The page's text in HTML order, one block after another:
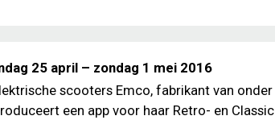
25 april – zondag 1 mei 2016
scooters Emco, fabrikant van onder
een app voor haar Retro- en Classic